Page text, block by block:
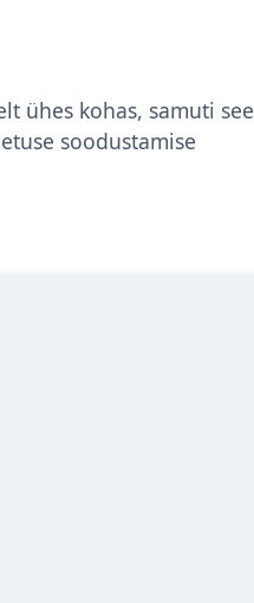
ühes kohas, samuti see
soodustamise